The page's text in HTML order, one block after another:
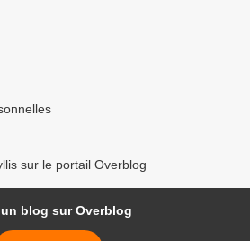
sur le portail Overblog
un blog sur Overblog